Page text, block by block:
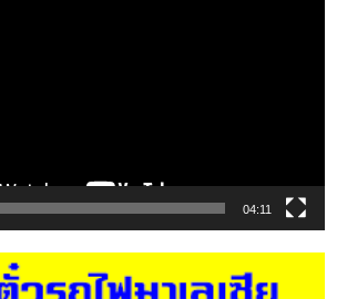
04:11